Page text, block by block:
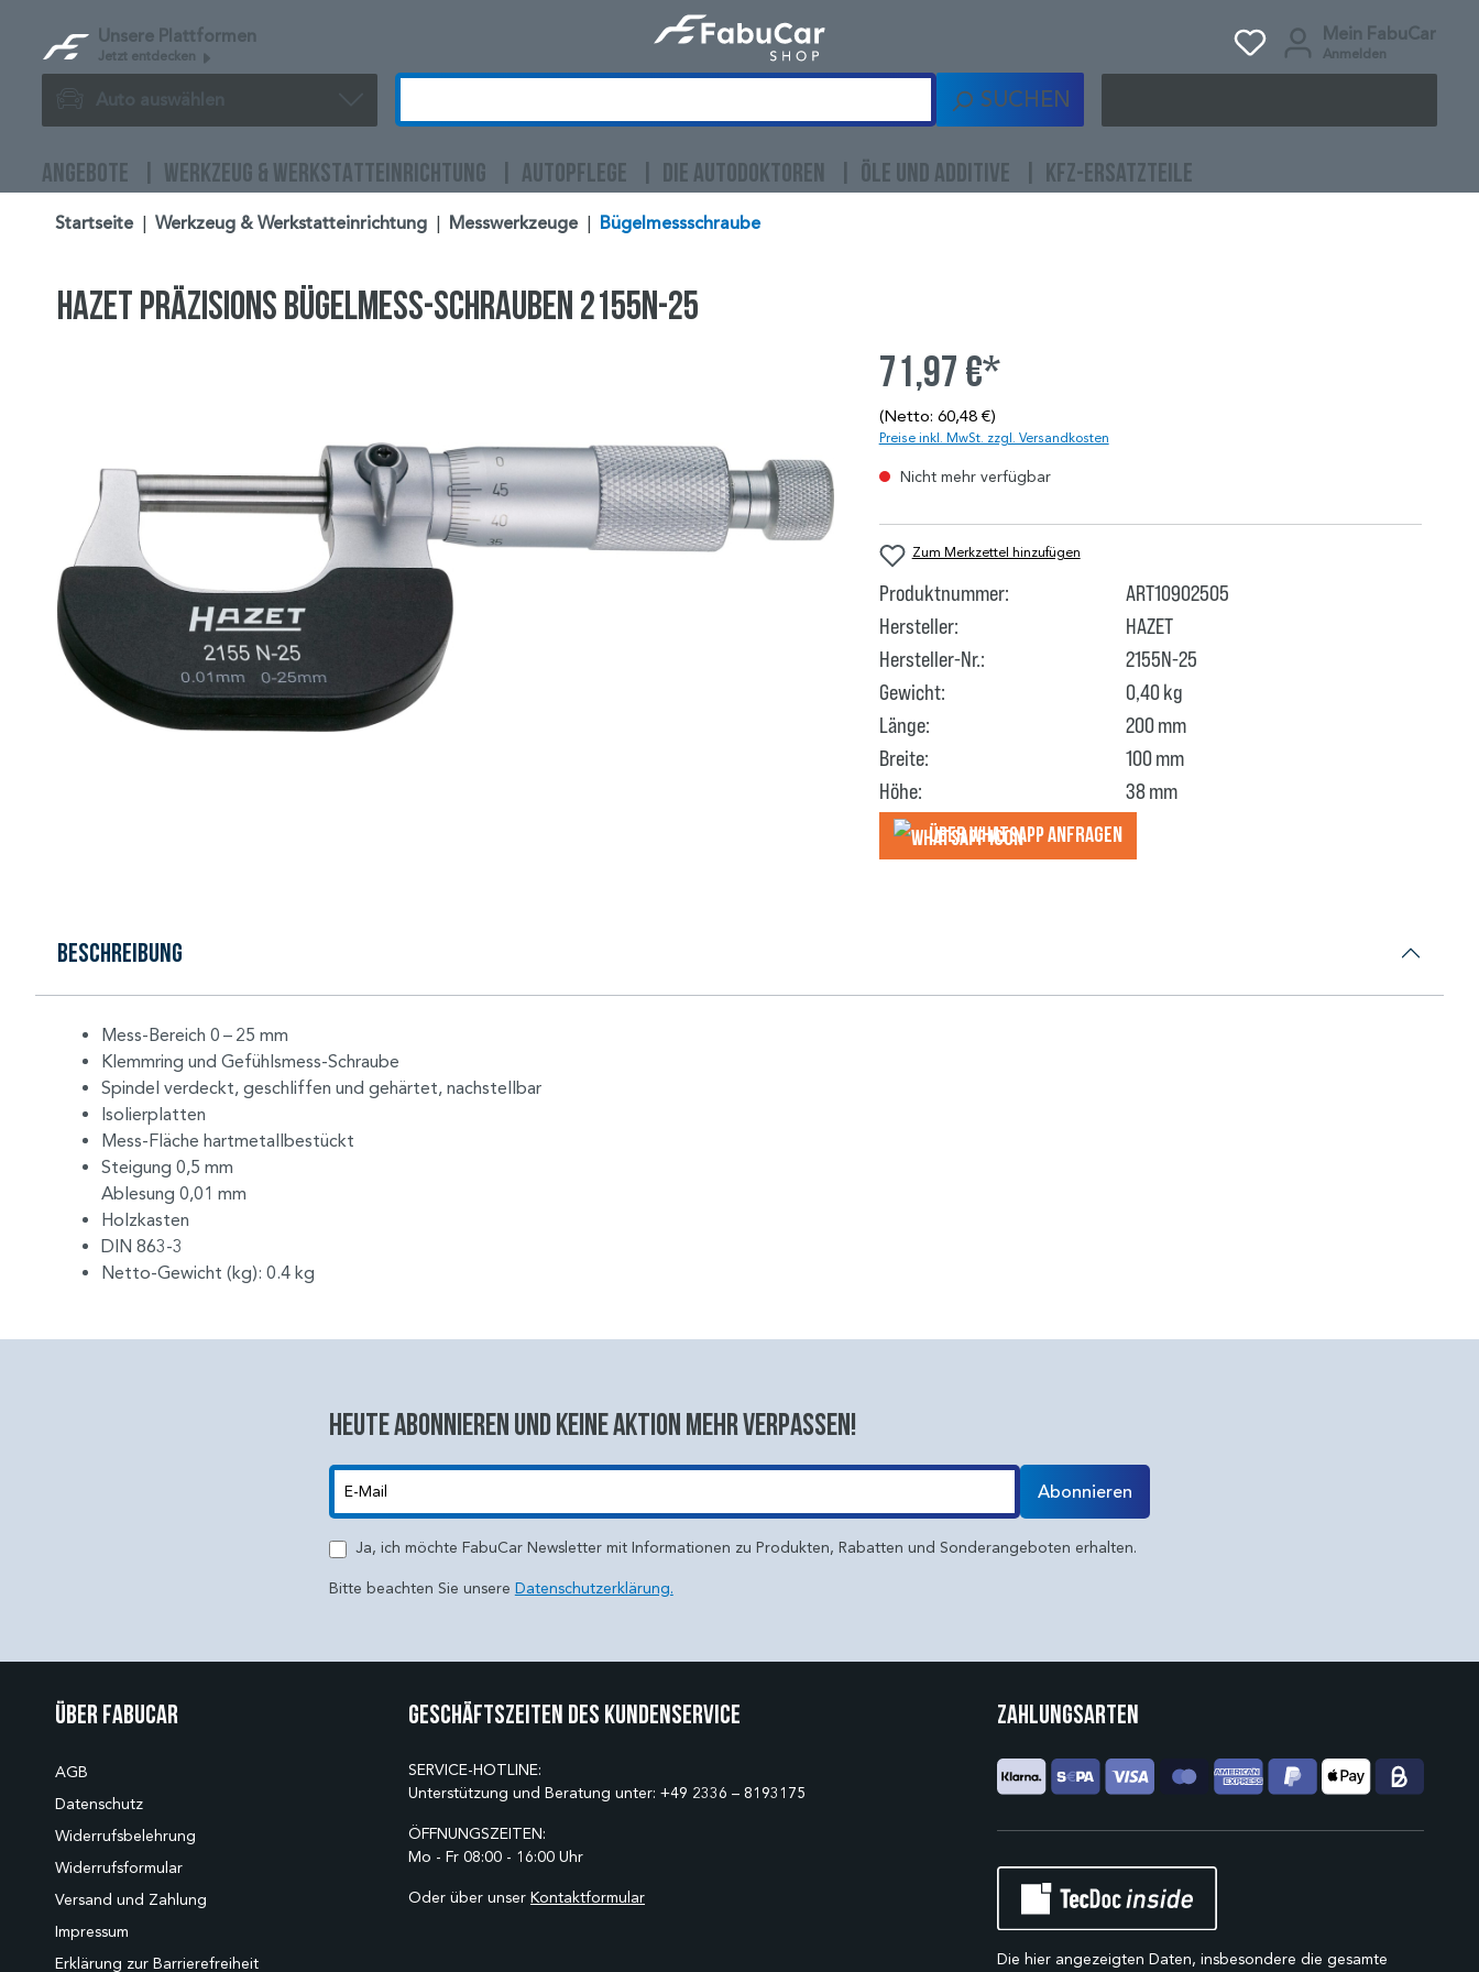
Unsere Plattformen
Jetzt entdecken
Mein FabuCar
Anmelden
Auto auswählen SUCHEN
ANGEBOTE WERKZEUG & WERKSTATTEINRICHTUNG AUTOPFLEGE DIE AUTODOKTOREN ÖLE UND ADDITIVE KFZ-ERSATZTEILE
Startseite Werkzeug & Werkstatteinrichtung Messwerkzeuge Bügelmessschraube
HAZET Präzisions Bügelmess-Schrauben 2155N-25
71,97 €*
(Netto: 60,48 €)
Preise inkl. MwSt. zzgl. Versandkosten
Nicht mehr verfügbar
Zum Merkzettel hinzufügen
Produktnummer:
ART10902505
Hersteller:
HAZET
Hersteller-Nr.:
2155N-25
Gewicht:
0,40 kg
Länge:
200 mm
Breite:
100 mm
Höhe:
38 mm
Über WhatsApp anfragеn
Beschreibung
Mess-Bereich 0 – 25 mm
Klemmring und Gefühlsmess-Schraube
Spindel verdeckt, geschliffen und gehärtet, nachstellbar
Isolierplatten
Mess-Fläche hartmetallbestückt
Steigung 0,5 mm
Ablesung 0,01 mm
Holzkasten
DIN 863-3
Netto-Gewicht (kg): 0.4 kg
Heute abonnieren und keine aktion mehr verpassen!
Abonnieren
Ja, ich möchte FabuCar Newsletter mit Informationen zu Produkten, Rabatten und Sonderangeboten erhalten.
Bitte beachten Sie unsere Datenschutzerklärung.
Über Fabucar
AGB
Datenschutz
Widerrufsbelehrung
Widerrufsformular
Versand und Zahlung
Impressum
Erklärung zur Barrierefreiheit
Geschäftszeiten des Kundenservice
SERVICE-HOTLINE:
Unterstützung und Beratung unter: +49 2336 – 8193175
ÖFFNUNGSZEITEN:
Mo - Fr 08:00 - 16:00 Uhr
Oder über unser Kontaktformular
Zahlungsarten
Die hier angezeigten Daten, insbesondere die gesamte